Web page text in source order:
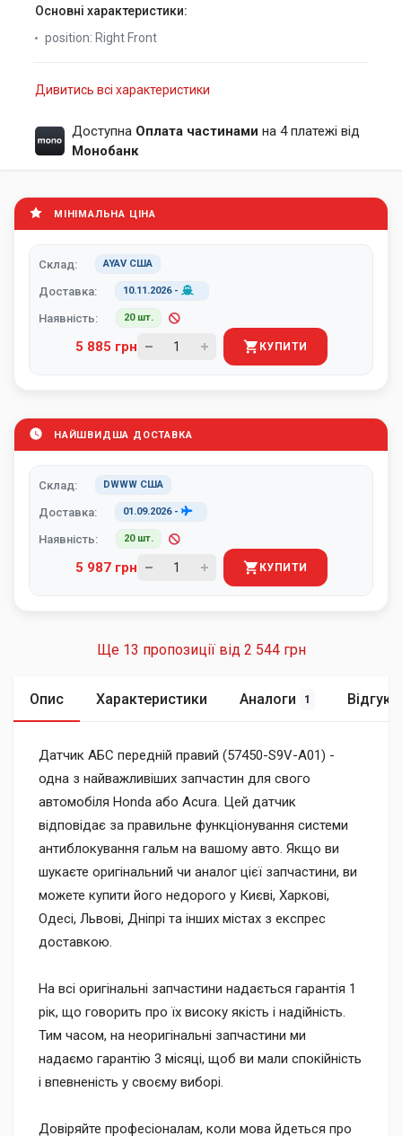
Основні характеристики:
position: Right Front
Дивитись всі характеристики
Доступна Оплата частинами на 4 платежі від
Монобанк
МІНІМАЛЬНА ЦІНА
Склад: AYAV США
Доставка: 10.11.2026-
Наявність: 20 шт.
5 885 грн КУПИТИ
НАЙШВИДША ДОСТАВКА
Склад: DWWW США
Доставка: 01.09.2026-
Наявність: 20 шт.
5 987 грн КУПИТИ
Ще 13 пропозиції від 2 544 грн
Опис Характеристики Аналоги 1 Відгуки
Датчик АБС передній правий (57450-S9V-A01) -
одна з найважливіших запчастин для свого
автомобіля Honda або Acura. Цей датчик
відповідає за правильне функціонування системи
антиблокування гальм на вашому авто. Якщо ви
шукаєте оригінальний чи аналог цієї запчастини, ви
можете купити його недорого у Києві, Харкові,
Одесі, Львові, Дніпрі та інших містах з експрес
доставкою.
На всі оригінальні запчастини надається гарантія 1
рік, що говорить про їх високу якість і надійність.
Тим часом, на неоригінальні запчастини ми
надаємо гарантію 3 місяці, щоб ви мали спокійність
і впевненість у своєму виборі.
Довіряйте професіоналам, коли мова йдеться про